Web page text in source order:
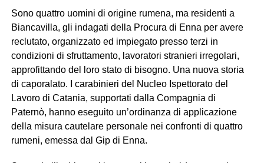
Sono quattro uomini di origine rumena, ma residenti a
Biancavilla, gli indagati della Procura di Enna per avere
reclutato, organizzato ed impiegato presso terzi in
condizioni di sfruttamento, lavoratori stranieri irregolari,
approfittando del loro stato di bisogno. Una nuova storia
di caporalato. I carabinieri del Nucleo Ispettorato del
Lavoro di Catania, supportati dalla Compagnia di
Paternò, hanno eseguito un’ordinanza di applicazione
della misura cautelare personale nei confronti di quattro
rumeni, emessa dal Gip di Enna.